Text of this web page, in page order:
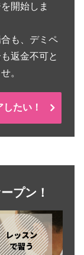
開始しま
も、デミペ
返金不可と
。
たい！
プン！